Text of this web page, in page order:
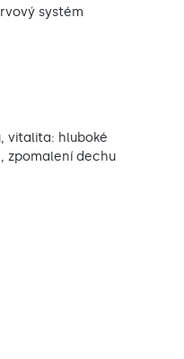
systém
vitalita: hluboké
zpomalení dechu